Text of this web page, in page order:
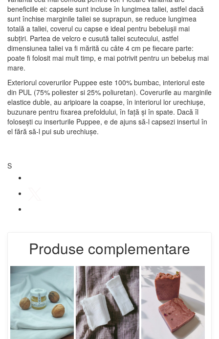
beneficiile ei: capsele sunt incluse în lungimea taliei, astfel dacă
sunt închise marginile taliei se suprapun, se reduce lungimea
totală a taliei, coverul cu capse e ideal pentru bebelușii mai
subțiri. Partea de velcro e cusută taliei scutecului, astfel
dimensiunea taliei va fi mărită cu câte 4 cm pe fiecare parte:
poate fi folosit mai mult timp, e mai potrivit pentru un bebeluș mai
mare.
Exteriorul coverurilor Puppee este 100% bumbac, interiorul este
din PUL (75% poliester si 25% poliuretan). Coverurile au marginile
elastice duble, au aripioare la coapse, în interiorul lor urechiușe,
buzunare pentru fixarea prefoldului, în față și în spate. Dacă îl
folosești cu inserturile Puppee, e de ajuns să-l capsezi insertul în
el fără să-l pui sub urechiușe.
S
Produse complementare